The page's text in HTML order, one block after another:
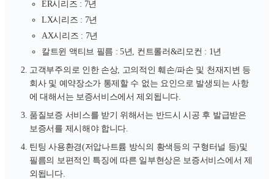
ER시리즈 : 7년
LX시리즈 : 7년
AX시리즈 : 7년
칼트윈 액티브 필름 : 5년, 컨트롤러&리모컨 : 1년
고객부주의로 인한 손상, 고의적인 훼손/파손 및 천재지변 등
회사 및 예약장소가 통제할 수 없는 요인으로 발생되는 사항
에 대해서는 보증서비스에서 제외됩니다.
품질보증 서비스를 받기 위해서는 반드시 시공 후 발급받은
보증서를 제시해야 합니다.
틴팅 사용환경(저압나트륨 방식의 황색등의 구형터널 등)및
필름의 보편적인 특징에 따른 일부현상은 보증서비스에서 제
외됩니다.